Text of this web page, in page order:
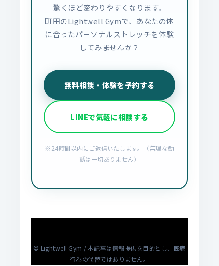
驚くほど変わりやすくなります。
町田のLightwell Gymで、あなたの体
に合ったパーソナルストレッチを体験
してみませんか？
無料相談・体験を予約する
LINEで気軽に相談する
※24時間以内にご返信いたします。（無理な勧
誘は一切ありません）
© Lightwell Gym / 本記事は情報提供を目的とし、医療
行為の代替ではありません。